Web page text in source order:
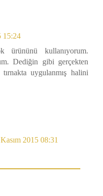
15:24
ürününü kullanıyorum.
Dediğin gibi gerçekten
uygulanmış halini
2015 08:31